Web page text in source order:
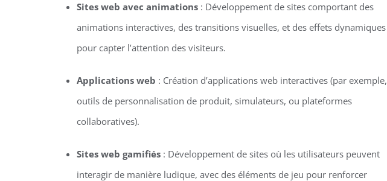
Sites web avec animations: Développement de sites comportant des
animations interactives, des transitions visuelles, et des effets dynamiques
pour capter l’attention des visiteurs.
Applications web : Création d’applications web interactives (par exemple,
outils de personnalisation de produit, simulateurs, ou plateformes
collaboratives).
Sites web gamifiés: Développement de sites où les utilisateurs peuvent
interagir de manière ludique, avec des éléments de jeu pour renforcer